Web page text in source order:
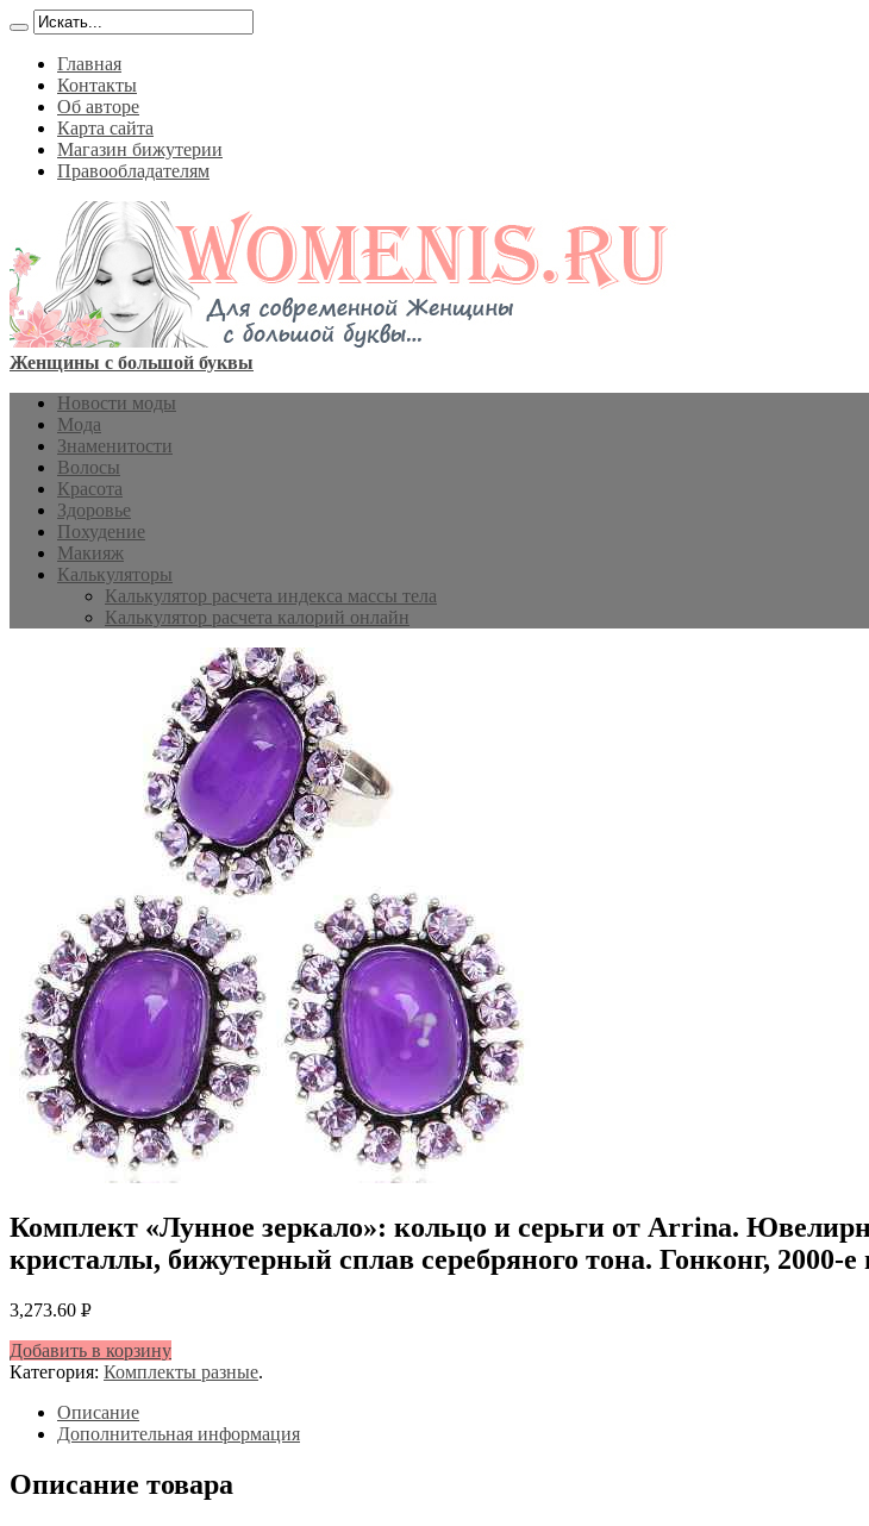
Главная
Контакты
Об авторе
Карта сайта
Магазин бижутерии
Правообладателям
Женщины с большой буквы
Новости моды
Мода
Знаменитости
Волосы
Красота
Здоровье
Похудение
Макияж
Калькуляторы
Калькулятор расчета индекса массы тела
Калькулятор расчета калорий онлайн
Комплект «Лунное зеркало»: кольцо и серьги от Arrina.
кристаллы, бижутерный сплав серебряного тона. Гонконг, 2000-е
3,273.60 Р
Добавить в корзину
Категория: Комплекты разные.
Описание
Дополнительная информация
Описание товара